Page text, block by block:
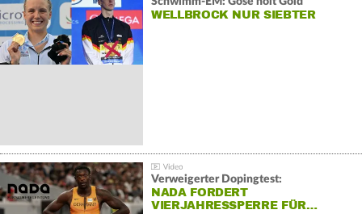
WELLBROCK NUR SIEBTER
Verweigerter Dopingtest:
NADA FORDERT
VIERJAHRESSPERRE FÜR…